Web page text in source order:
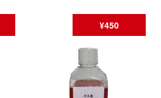
¥450